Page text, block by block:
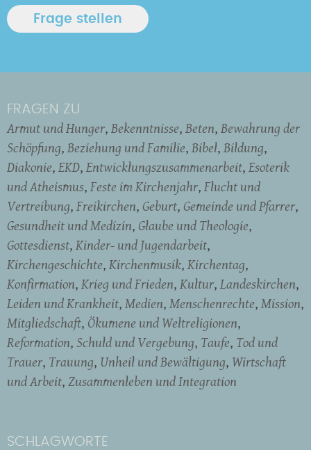
FRAGEN ZU
Armut und Hunger Bekenntnisse Beten Bewahrung der
Schöpfung Beziehung und Familie Bibel Bildung
Diakonie EKD Entwicklungszusammenarbeit Esoterik
und Atheismus Feste im Kirchenjahr Flucht und
Vertreibung Freikirchen Geburt Gemeinde und Pfarrer
Gesundheit und Medizin Glaube und Theologie
Gottesdienst Kinder- und Jugendarbeit
Kirchengeschichte Kirchenmusik Kirchentag
Konfirmation Krieg und Frieden Kultur Landeskirchen
Leiden und Krankheit Medien Menschenrechte Mission
Mitgliedschaft Ökumene und Weltreligionen
Reformation Schuld und Vergebung Taufe Tod und
Trauer Trauung Unheil und Bewältigung Wirtschaft
und Arbeit Zusammenleben und Integration
SCHLAGWORTE